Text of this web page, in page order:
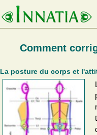
Comment
La posture du corps et